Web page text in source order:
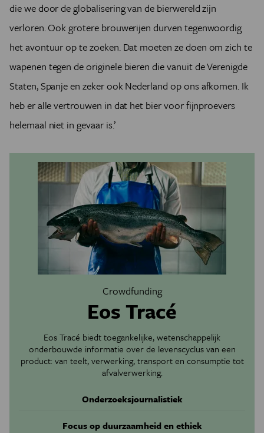
die we door de globalisering van de bierwereld zijn
verloren. Ook grotere brouwerijen durven tegenwoordig
het avontuur op te zoeken. Dat moeten ze doen om zich te
wapenen tegen de originele bieren die vanuit de Verenigde
Staten, Spanje en zeker ook Nederland op ons afkomen. Ik
heb er alle vertrouwen in dat het bier voor fijnproevers
helemaal niet in gevaar is.’
Crowdfunding
Eos Tracé
Eos Tracé biedt toegankelijke, wetenschappelijk
onderbouwde informatie over de levenscyclus van een
product: van teelt, verwerking, transport en consumptie tot
afvalverwerking.
Onderzoeksjournalistiek
Focus op duurzaamheid en ethiek